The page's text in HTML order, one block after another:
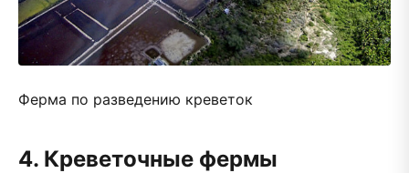
Ферма по разведению креветок
4. Креветочные фермы